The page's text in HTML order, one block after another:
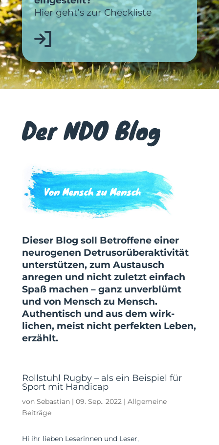
Hier geht’s zur Checkliste
Der NDO Blog
Von Mensch zu Mensch
Dieser Blog soll Betroffene einer
neurogenen Detrusor­über­aktivität
unterstützen, zum Austausch
anregen und nicht zuletzt einfach
Spaß machen – ganz unver­blümt
und von Mensch zu Mensch.
Authen­tisch und aus dem wirk­
lichen, meist nicht perfekten Leben,
erzählt.
Rollstuhl Rugby – als ein Beispiel für
Sport mit Handicap
von Sebastian| 09. Sep.. 2022| Allgemeine
Beiträge
Hi ihr lieben Leserinnen und Leser,